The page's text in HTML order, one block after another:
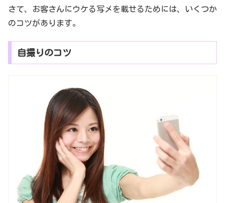
さて、お客さんにウケる写メを載せるためには、いくつか
のコツがあります。
自撮りのコツ